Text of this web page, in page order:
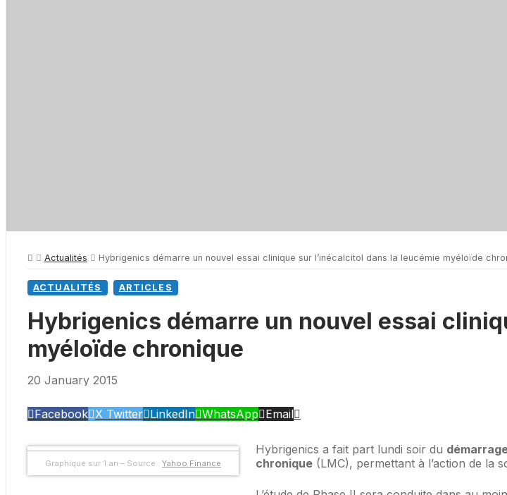
Actualités Hybrigenics démarre un nouvel essai clinique sur l’inécalcitol dans la leucémie myéloïde
ACTUALITÉS ARTICLES
Hybrigenics démarre un nouvel essai
myéloïde chronique
20 January 2015
Facebook X Twitter LinkedIn WhatsApp Email
Graphique sur 1 an – Source : Yahoo Finance
Hybrigenics a fait part lundi soir du
chronique (LMC), permettant à l’action de la